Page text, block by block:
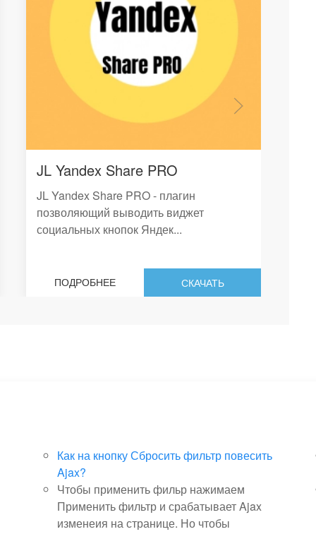
JL Yandex Share PRO
JL Yandex Share PRO - плагин
позволяющий выводить виджет
социальных кнопок Яндек...
ПОДРОБНЕЕ СКАЧАТЬ
Как на кнопку Сбросить фильтр повесить
Ajax?
Чтобы применить фильр нажимаем
Применить фильтр и срабатывает Ajax
изменеия на странице. Но чтобы